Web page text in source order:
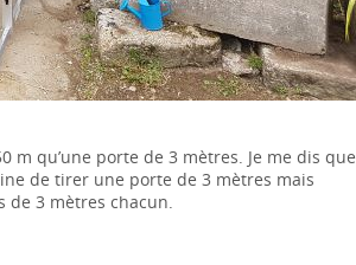
m qu’une porte de 3 mètres. Je me dis que
de tirer une porte de 3 mètres mais
de 3 mètres chacun.